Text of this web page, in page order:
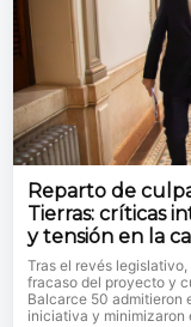
Reparto de
Tierras: críticas
y tensión en la
Tras el revés
fracaso del proyecto y
Balcarce 50 admitieron
iniciativa y minimizaron